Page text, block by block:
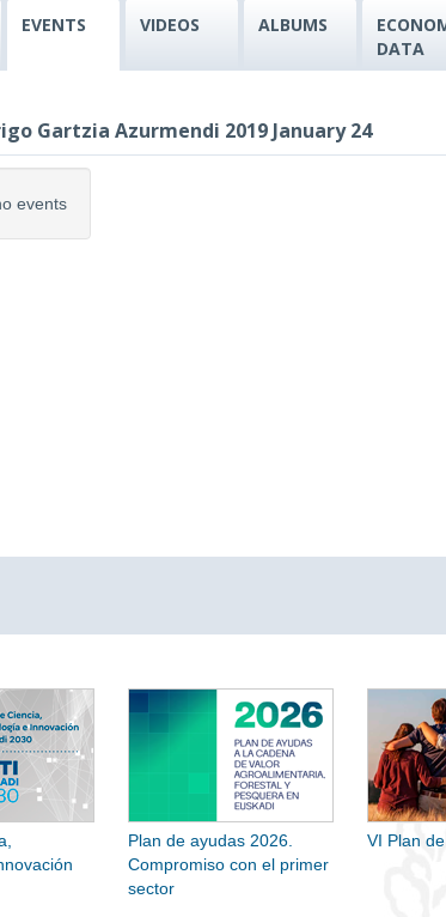
EVENTS VIDEOS ALBUMS
DATA
Gartzia Azurmendi 2019 January 24
events
Plan de ayudas 2026.
Compromiso con el primer
sector
VI Plan